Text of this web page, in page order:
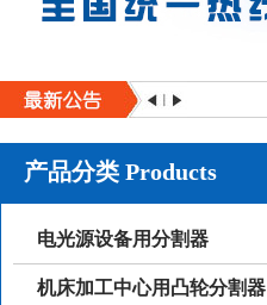
产品分类 Products
电光源设备用分割器
机床加工中心用凸轮分割器